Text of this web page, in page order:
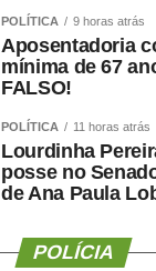
POLÍTICA 9 horas atrás
Aposentadoria
mínima de 67
FALSO!
POLÍTICA 11 horas atrás
Lourdinha
posse no
de Ana Paula
POLÍCIA